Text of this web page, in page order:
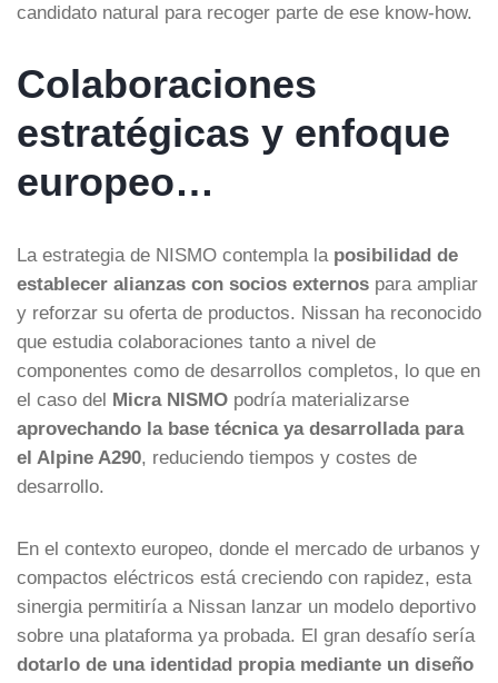
candidato natural para recoger parte de ese know-how.
Colaboraciones
estratégicas y enfoque
europeo…
La estrategia de NISMO contempla la posibilidad de
establecer alianzas con socios externos para ampliar
y reforzar su oferta de productos. Nissan ha reconocido
que estudia colaboraciones tanto a nivel de
componentes como de desarrollos completos, lo que en
el caso del Micra NISMO podría materializarse
aprovechando la base técnica ya desarrollada para
el Alpine A290, reduciendo tiempos y costes de
desarrollo.
En el contexto europeo, donde el mercado de urbanos y
compactos eléctricos está creciendo con rapidez, esta
sinergia permitiría a Nissan lanzar un modelo deportivo
sobre una plataforma ya probada. El gran desafío sería
dotarlo de una identidad propia mediante un diseño